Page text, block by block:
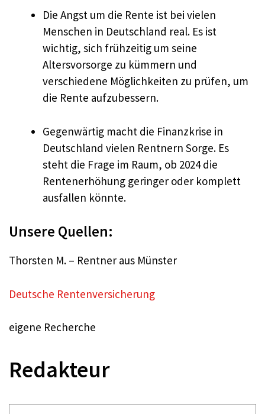
Die Angst um die Rente ist bei vielen
Menschen in Deutschland real. Es ist
wichtig, sich frühzeitig um seine
Altersvorsorge zu kümmern und
verschiedene Möglichkeiten zu prüfen, um
die Rente aufzubessern.
Gegenwärtig macht die Finanzkrise in
Deutschland vielen Rentnern Sorge. Es
steht die Frage im Raum, ob 2024 die
Rentenerhöhung geringer oder komplett
ausfallen könnte.
Unsere Quellen:
Thorsten M. – Rentner aus Münster
Deutsche Rentenversicherung
eigene Recherche
Redakteur